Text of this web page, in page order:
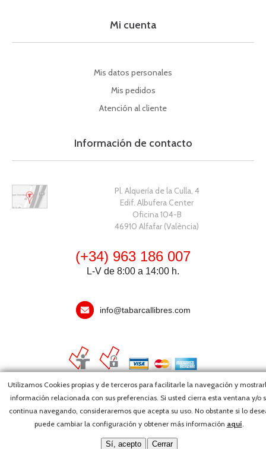
Utilizamos Cookies propias y de terceros para facilitarle la navegación y
información relacionada con sus preferencias. Si usted cierra esta ventana y/o
continua navegando, consideraremos que acepta su uso. No obstante si lo
puede cambiar la configuración y obtener más información aquí.
Sí, acepto Cerrar
Mi cuenta
Mis datos personales
Mis pedidos
Atención al cliente
Información de contacto
Pl. Alquería de la Culla, 4
Edif. Albufera Center
Oficina 104-B
46910 Alfafar (València)
(+34) 963 186 007
L-V de 8:00 a 14:00 h.
info@tabarcallibres.com
Copyright, 2026 © Editorial Tabarca Llibres, S.L. · Todos los derechos
reservados ·
Webmaster